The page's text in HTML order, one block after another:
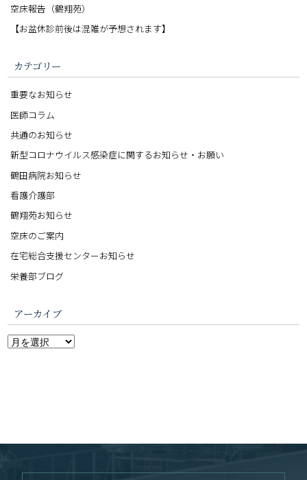
空床報告（鶴翔苑）
【お盆休診前後は混雑が予想されます】
カテゴリー
重要なお知らせ
医師コラム
共通のお知らせ
新型コロナウイルス感染症に関するお知らせ・お願い
鶴田病院お知らせ
看護介護部
鶴翔苑お知らせ
空床のご案内
在宅総合支援センターお知らせ
栄養部ブログ
アーカイブ